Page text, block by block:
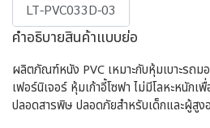
LT-PVC033D-03
คำอธิบายสินค้าแบบย่อ
ผลิตภัณฑ์หนัง PVC เหมาะกับหุ้มเบาะรถม
เฟอร์นิเจอร์ หุ้มเก้าอี้โซฟา ไม่มีโลหะหนัก
ปลอดสารพิษ ปลอดภัยสำหรับเด็กและผู้สูง